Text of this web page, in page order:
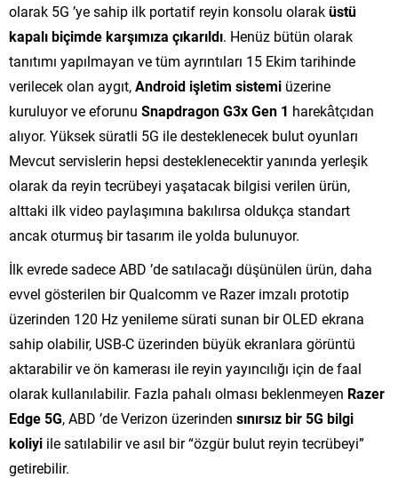
olarak 5G ’ye sahip ilk portatif reyin konsolu olaraküstü
kapalı biçimde karşımıza çıkarıldı. Henüz bütün olarak
tanıtımı yapılmayan ve tüm ayrıntıları 15 Ekim tarihinde
verilecek olan aygıt,Android işletim sistemi üzerine
kuruluyor ve eforunu Snapdragon G3x Gen 1 harekâtçıdan
alıyor. Yüksek süratli 5G ile desteklenecek bulut oyunları
Mevcut servislerin hepsi desteklenecektir yanında yerleşik
olarak da reyin tecrübeyi yaşatacak bilgisi verilen ürün,
alttaki ilk video paylaşımına bakılırsa oldukça standart
ancak oturmuş bir tasarım ile yolda bulunuyor.
İlk evrede sadece ABD ’de satılacağı düşünülen ürün, daha
evvel gösterilen bir Qualcomm ve Razer imzalı prototip
üzerinden 120 Hz yenileme sürati sunan bir OLED ekrana
sahip olabilir, USB-C üzerinden büyük ekranlara görüntü
aktarabilir ve ön kamerası ile reyin yayıncılığı için de faal
olarak kullanılabilir. Fazla pahalı olması beklenmeyen Razer
Edge 5G, ABD ’de Verizon üzerinden sınırsız bir 5G bilgi
koliyi ile satılabilir ve asıl bir “özgür bulut reyin tecrübeyi”
getirebilir.